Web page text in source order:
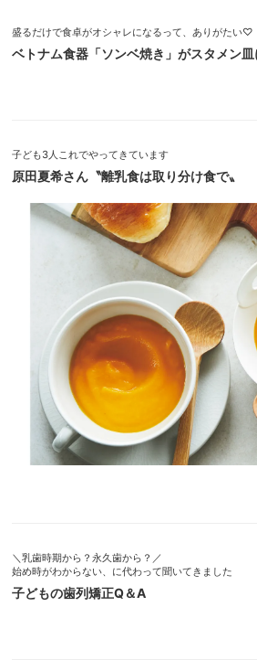
盛るだけで食卓がオシャレになるって、ありがたい♡
ベトナム食器「ソンベ焼き」がスタメン皿
子ども3人これでやってきています
原田夏希さん〝離乳食は取り分け食で〟
＼乳歯時期から？永久歯から？／
始め時がわからない、に代わって聞いてきました
子どもの歯列矯正Q＆A